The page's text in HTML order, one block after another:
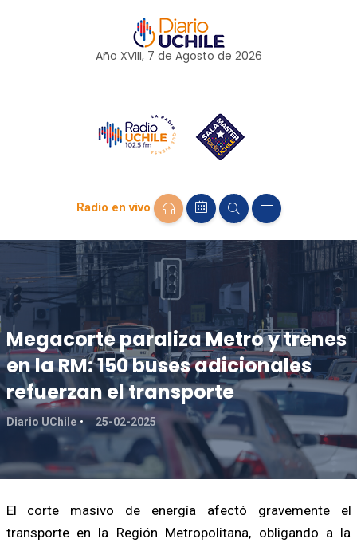
Año XVIII, 7 de Agosto de 2026
Radio en vivo
Megacorte paraliza Metro y trenes
en la RM: 150 buses adicionales
refuerzan el transporte
Diario UChile 25-02-2025
El corte masivo de energía afectó gravemente el
transporte en la Región Metropolitana, obligando a la